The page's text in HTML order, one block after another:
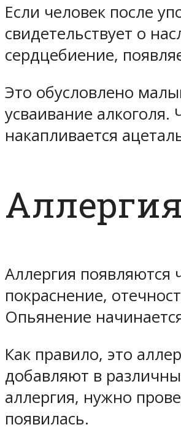
Если человек после
свидетельствует о
сердцебиение,
Это обусловлено
усваивание
накапливается
Аллергия
Аллергия появляются
покраснение,
Опьянение
Как правило, это
добавляют в
аллергия, нужно
появилась.